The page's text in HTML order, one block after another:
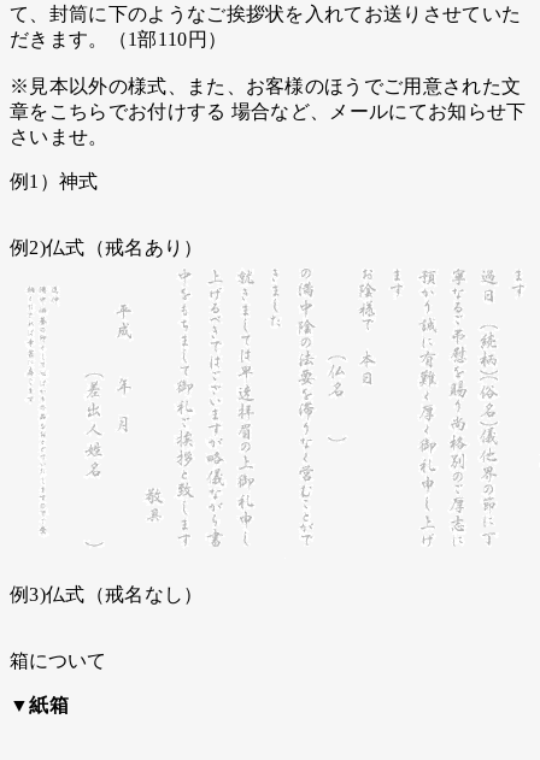
て、封筒に下のようなご挨拶状を入れてお送りさせていた
だきます。（1部110円）
※見本以外の様式、また、お客様のほうでご用意された文
章をこちらでお付けする 場合など、メールにてお知らせ下
さいませ。
例1）神式
例2)仏式（戒名あり）
例3)仏式（戒名なし）
箱について
▼紙箱